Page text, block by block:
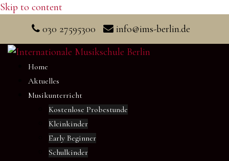
Skip to content
030 27595300
info@ims-berlin.de
Home
Aktuelles
Musikunterricht
Kostenlose Probestunde
Kleinkinder
Early Beginner
Schulkinder